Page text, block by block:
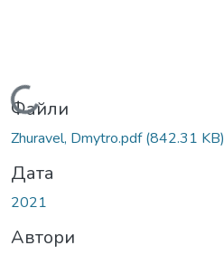
Вантажиться...
Файли
Zhuravel, Dmytro.pdf(842.31 KB)
Дата
2021
Автори